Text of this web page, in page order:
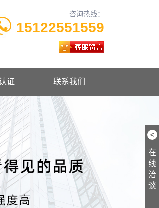
咨询热线：
15122551559
证 联系我们
<
在
线
洽
谈